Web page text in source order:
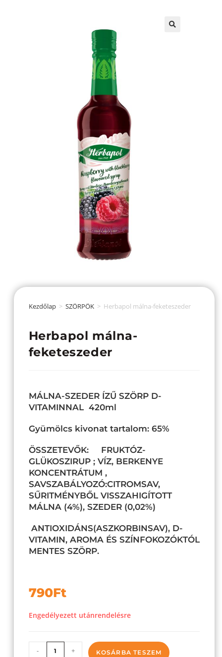
Kezdőlap > SZÖRPÖK > Herbapol málna-feketeszeder
Herbapol málna-
feketeszeder
MÁLNA-SZEDER ÍZŰ SZÖRP D-
VITAMINNAL 420ml
Gyümölcs kivonat tartalom: 65%
ÖSSZETEVŐK: FRUKTÓZ-
GLÜKOSZIRUP ; VÍZ, BERKENYE
KONCENTRÁTUM ,
SAVSZABÁLYOZÓ:CITROMSAV,
SŰRITMÉNYBŐL VISSZAHIGÍTOTT
MÁLNA (4%), SZEDER (0,02%)
ANTIOXIDÁNS(ASZKORBINSAV), D-
VITAMIN, AROMA ÉS SZÍNFOKOZÓKTÓL
MENTES SZÖRP.
790Ft
Engedélyezett utánrendelésre
- + KOSÁRBA TESZEM